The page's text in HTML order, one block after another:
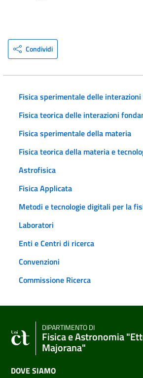
Condividi
Fisica sperimentale delle
Fisica teorica delle interazioni
Fisica sperimentale della materia
Fisica teorica della materia e
Astrofisica
Fisica Applicata
Metodi e tecnologie digitali per la
Laboratori
Enti e Centri di ricerca
Convenzioni
Commissione Ricerca
DIPARTIMENTO DI
Fisica e Astronomia
Majorana"
DOVE SIAMO